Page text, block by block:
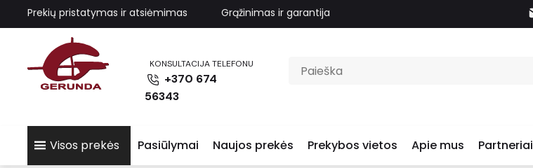
Prekių pristatymas ir atsiėmimas Grąžinimas ir garantija
KONSULTACIJA TELEFONU
+370 674
56343
Visos prekės Pasiūlymai Naujos prekės Prekybos vietos Apie mus Partneriai